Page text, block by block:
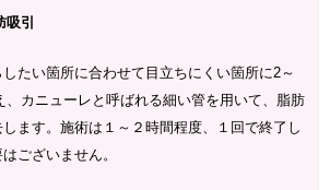
引
たい箇所に合わせて目立ちにくい箇所に2～
、カニューレと呼ばれる細い管を用いて、脂肪
ます。施術は１～２時間程度、１回で終了し
ございません。